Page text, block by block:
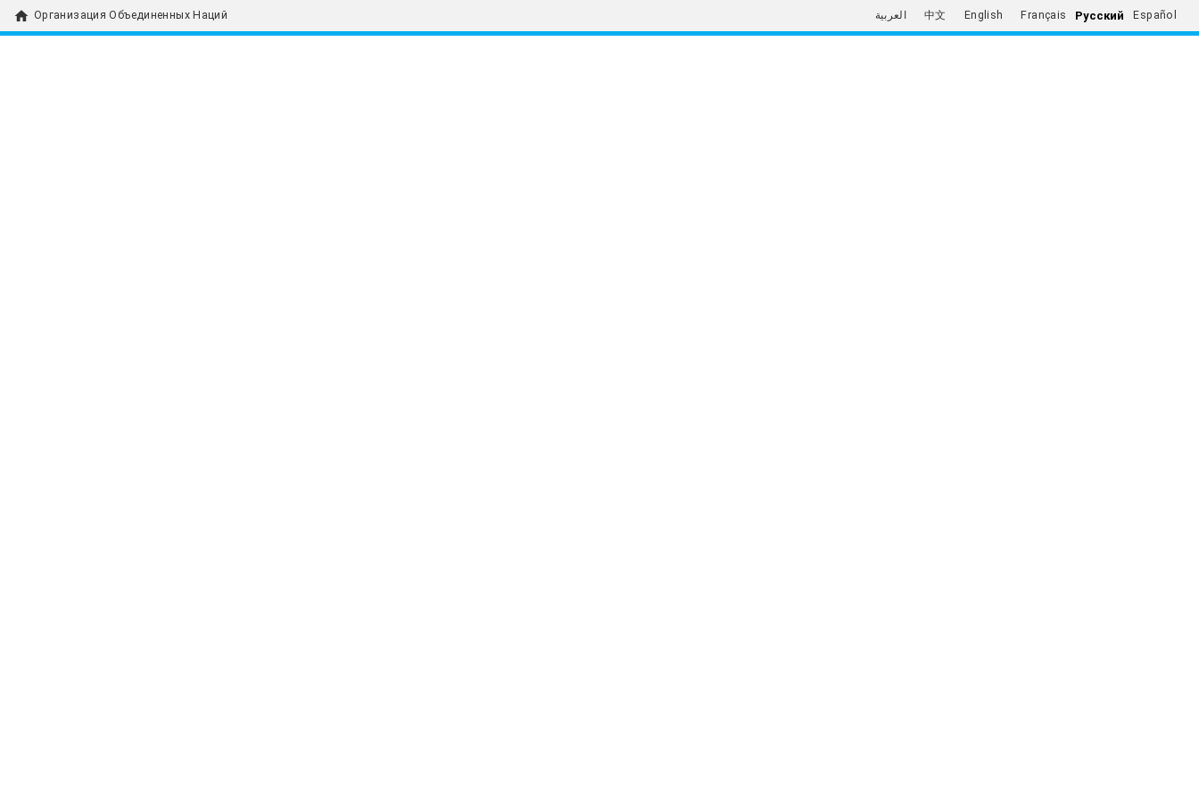
home Организация Объединенных Наций العربية 中文 English Français Русский Español